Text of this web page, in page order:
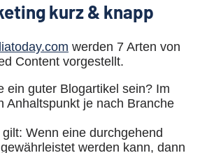
kurz & knapp
werden 7 Arten von
Content vorgestellt.
ein guter Blogartikel sein? Im
Anhaltspunkt je nach Branche
Wenn eine durchgehend
werden kann, dann